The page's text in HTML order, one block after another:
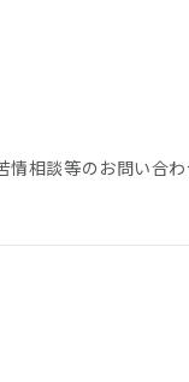
相談等のお問い合